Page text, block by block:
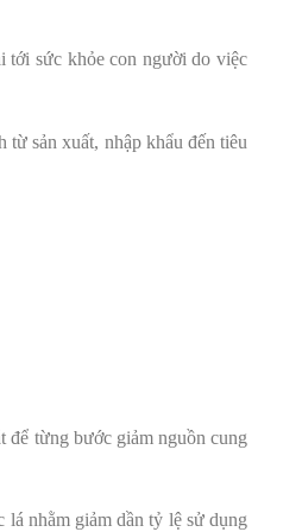
tới sức khỏe con người do việc
sản xuất, nhập khẩu đến tiêu
để từng bước giảm nguồn cung
lá nhằm giảm dần tỷ lệ sử dụng